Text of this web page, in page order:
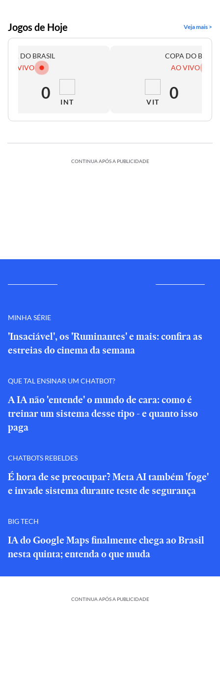
Jogos de Hoje Veja mais >
DO BRASIL
AO VIVO
0 INT
COPA DO
AO VIVO
VIT 0
CONTINUA APÓS A PUBLICIDADE
MINHA SÉRIE
'Insaciável', os 'Ruminantes' e mais: confira as
estreias do cinema da semana
QUE TAL ENSINAR UM CHATBOT?
A IA não 'entende' o mundo de cara: como é
treinar um sistema desse tipo - e quanto isso
paga
CHATBOTS REBELDES
É hora de se preocupar? Meta AI também 'foge'
e invade sistema durante teste de segurança
BIG TECH
IA do Google Maps finalmente chega ao Brasil
nesta quinta; entenda o que muda
CONTINUA APÓS A PUBLICIDADE